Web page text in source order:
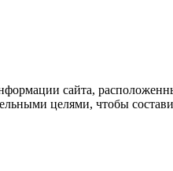
сайта,
целями, чтобы